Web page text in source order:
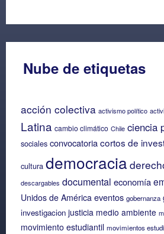
Nube de etiquetas
acción colectiva activismo político
Latina cambio climático Chile ciencia
sociales convocatoriacortos de
cultura democracia
descargables documental economía
Unidos de América eventos gobernanza
investigacion justicia medio ambiente
movimiento estudiantil movimientos